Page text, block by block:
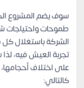
سوف يضم المشروع
طموحات واحتياجات
الشركة باستغلال
تجربة العيش فيه،
على اختلاف
كالتالي: